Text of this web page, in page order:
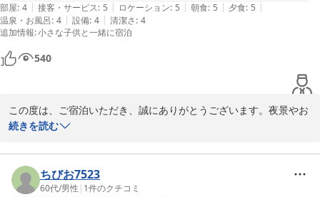
お部屋の設備など経年を感じるところはありましたが、
スタッフの方は丁寧に対応してくださって暖かい雰囲気がありました。
駅からホテルへは、坂がすごく急で、バスを利用して本当に良かったと
部屋: 4 | 接客・サービス: 5 | ロケーション: 5 | 朝食: 5 | 夕食: 5 |
温泉・お風呂: 4 | 設備: 4 | 清潔さ: 4
追加情報:小さな子供と一緒に宿泊
540
この度は、ご宿泊いただき、誠にありがとうございます。夜景やお
食事をお楽しみいただけたとのこと、大変嬉しく思います。スタッ
お部屋の設備に関しては、経年によるものがあることをお知らせい
ただき、ありがとうございます。お客様に快適にお過ごしいただけ
続きを読む
ちびお7523
60代/男性 | 1件のクチコミ